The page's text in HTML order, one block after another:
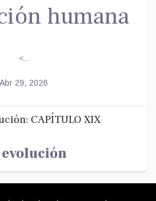
humana
<...
Abr 29, 2026
CAPÍTULO XIX
CAPÍTULO XVIII